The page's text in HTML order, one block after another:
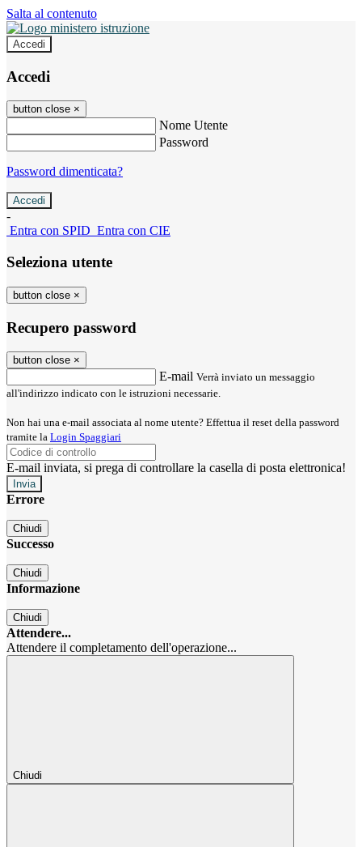
Salta al contenuto
Accedi
Accedi
button close ×
Nome Utente
Password
Password dimenticata?
-
Entra con SPID Entra con CIE
Seleziona utente
button close ×
Recupero password
button close ×
E-mail Verrà inviato un messaggio
all'indirizzo indicato con le istruzioni necessarie.
Non hai una e-mail associata al nome utente? Effettua il reset della password
tramite la Login Spaggiari
E-mail inviata, si prega di controllare la casella di posta elettronica!
Errore
Chiudi
Successo
Chiudi
Informazione
Chiudi
Attendere...
Attendere il completamento dell'operazione...
Chiudi